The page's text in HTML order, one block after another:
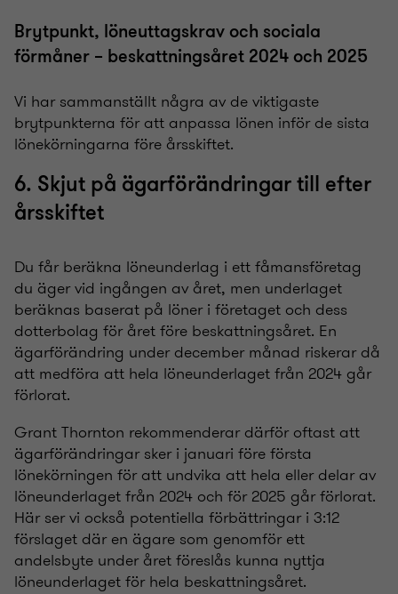
Brytpunkt, löneuttagskrav och sociala
förmåner – beskattningsåret 2024 och 2025
Vi har sammanställt några av de viktigaste
brytpunkterna för att anpassa lönen inför de sista
lönekörningarna före årsskiftet.
6. Skjut på ägarförändringar till efter
årsskiftet
Du får beräkna löneunderlag i ett fåmansföretag
du äger vid ingången av året, men underlaget
beräknas baserat på löner i företaget och dess
dotterbolag för året före beskattningsåret. En
ägarförändring under december månad riskerar då
att medföra att hela löneunderlaget från 2024 går
förlorat.
Grant Thornton rekommenderar därför oftast att
ägarförändringar sker i januari före första
lönekörningen för att undvika att hela eller delar av
löneunderlaget från 2024 och för 2025 går förlorat.
Här ser vi också potentiella förbättringar i 3:12
förslaget där en ägare som genomför ett
andelsbyte under året föreslås kunna nyttja
löneunderlaget för hela beskattningsåret.